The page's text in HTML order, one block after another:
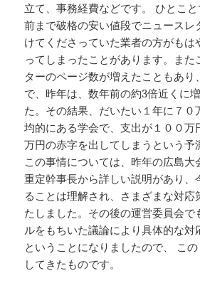
立て、事務経費などです。 ひとこ
前まで破格の安い値段でニュースレ
けてくださっていた業者の方がもは
ってしまったことがあります。また
ターのページ数が増えたこともあり
で、昨年は、数年前の約3倍近くに
た。その結果、だいたい１年に７０
均的にある学会で、支出が１００万
万円の赤字を出してしまうという予
この事情については、昨年の広島大
重定幹事長から詳しい説明があり、
ることは理解され、さまざまな対応
たしました。その後の運営委員会で
ルをもちいた議論により具体的な対
ということになりましたので、 こ
してきたものです。